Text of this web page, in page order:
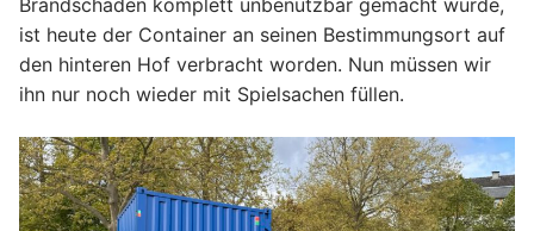
Brandschaden komplett unbenutzbar gemacht wurde,
ist heute der Container an seinen Bestimmungsort auf
den hinteren Hof verbracht worden. Nun müssen wir
ihn nur noch wieder mit Spielsachen füllen.